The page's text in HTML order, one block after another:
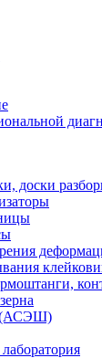
доски
(АСЭШ)